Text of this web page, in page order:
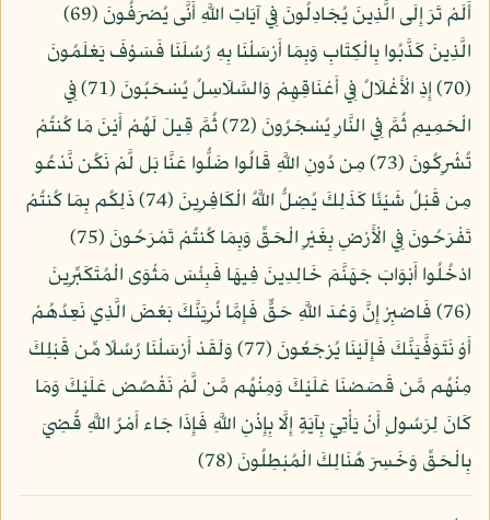
أَلَمْ تَرَ إِلَى الَّذِينَ يُجَادِلُونَ فِي آيَاتِ اللَّهِ أَنَّى يُصْرَفُونَ (69)
الَّذِينَ كَذَّبُوا بِالْكِتَابِ وَبِمَا أَرْسَلْنَا بِهِ رُسُلَنَا فَسَوْفَ يَعْلَمُونَ
(70) إِذِ الْأَغْلَالُ فِي أَعْنَاقِهِمْ وَالسَّلَاسِلُ يُسْحَبُونَ (71) فِي
الْحَمِيمِ ثُمَّ فِي النَّارِ يُسْجَرُونَ (72) ثُمَّ قِيلَ لَهُمْ أَيْنَ مَا كُنتُمْ
تُشْرِكُونَ (73) مِن دُونِ اللَّهِ قَالُوا ضَلُّوا عَنَّا بَل لَّمْ نَكُن نَّدْعُو
مِن قَبْلُ شَيْئًا كَذَلِكَ يُضِلُّ اللَّهُ الْكَافِرِينَ (74) ذَلِكُم بِمَا كُنتُمْ
تَفْرَحُونَ فِي الْأَرْضِ بِغَيْرِ الْحَقِّ وَبِمَا كُنتُمْ تَمْرَحُونَ (75)
ادْخُلُوا أَبْوَابَ جَهَنَّمَ خَالِدِينَ فِيهَا فَبِئْسَ مَثْوَى الْمُتَكَبِّرِينَ
(76) فَاصْبِرْ إِنَّ وَعْدَ اللَّهِ حَقٌّ فَإِمَّا نُرِيَنَّكَ بَعْضَ الَّذِي نَعِدُهُمْ
أَوْ نَتَوَفَّيَنَّكَ فَإِلَيْنَا يُرْجَعُونَ (77) وَلَقَدْ أَرْسَلْنَا رُسُلًا مِّن قَبْلِكَ
مِنْهُم مَّن قَصَصْنَا عَلَيْكَ وَمِنْهُم مَّن لَّمْ نَقْصُصْ عَلَيْكَ وَمَا
كَانَ لِرَسُولٍ أَنْ يَأْتِيَ بِآيَةٍ إِلَّا بِإِذْنِ اللَّهِ فَإِذَا جَاء أَمْرُ اللَّهِ قُضِيَ
بِالْحَقِّ وَخَسِرَ هُنَالِكَ الْمُبْطِلُونَ (78)